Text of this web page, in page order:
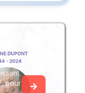
pour